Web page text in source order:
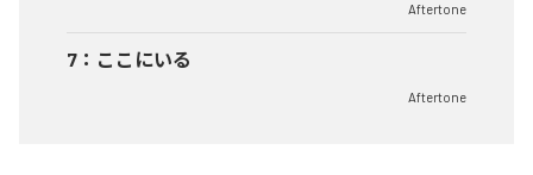
Aftertone
7 ： ここにいる
Aftertone